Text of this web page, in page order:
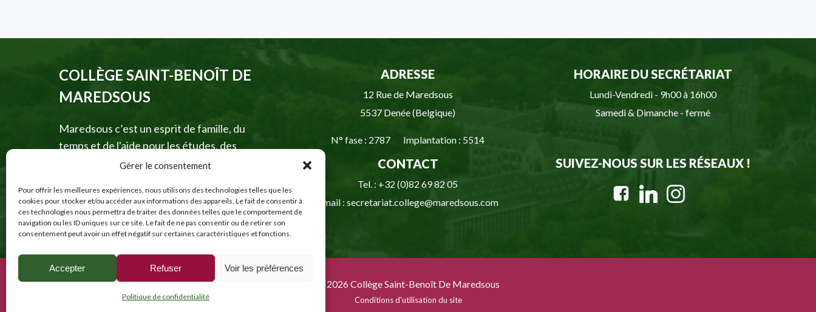
Gérer le consentement
Pour offrir les meilleures expériences, nous utilisons des technologies telles que les
cookies pour stocker et/ou accéder aux informations des appareils. Le fait de consentir à
ces technologies nous permettra de traiter des données telles que le comportement de
navigation ou les ID uniques sur ce site. Le fait de ne pas consentir ou de retirer son
consentement peut avoir un effet négatif sur certaines caractéristiques et fonctions.
Accepter Refuser Voir les préférences
Politique de confidentialité
COLLÈGE SAINT-BENOÎT DE
MAREDSOUS
Maredsous c’est un esprit de famille, du
temps et de l'aide pour les études, des
échanges linguistiques, des expositions
culturelles.
Un collège où il fait bon vivre !
ADRESSE
12 Rue de Maredsous
5537 Denée (Belgique)
N° fase : 2787 Implantation : 5514
CONTACT
Tel. : +32 (0)82 69 82 05
Email : secretariat.college@maredsous.com
HORAIRE DU SECRÉTARIAT
Lundi-Vendredi - 9h00 à 16h00
Samedi & Dimanche - fermé
SUIVEZ-NOUS SUR LES RÉSEAUX !
© 2026 Collège Saint-Benoît De Maredsous
Conditions d'utilisation du site